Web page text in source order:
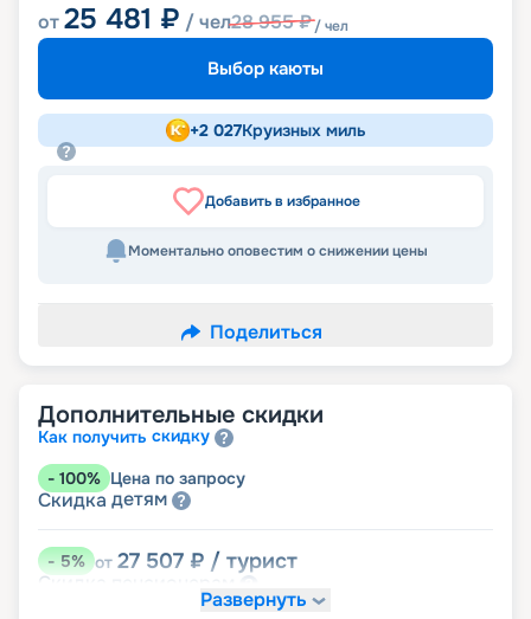
от25 481 ₽ / чел28 955₽/ чел
Выбор каюты
+2 027Круизных миль
Добавить в избранное
Моментально оповестим о снижении цены
Поделиться
Дополнительные скидки
Как получить скидку
- 100% Цена по запросу
Скидка детям
-5% от 27 507 ₽ / турист
Скидка
Развернуть